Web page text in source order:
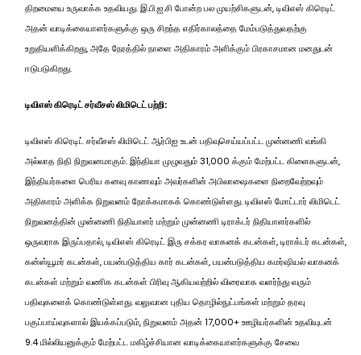
திறமையை உருவாக்க உதவியது. இ.பி.ஐ.சி போன்ற பல முயற்சிகளுடன், டிவிஎஸ் கிரெடிட்
அதன் வாடிக்கையாளர்களுக்கு ஒரு சிறந்த எதிர்காலத்தை மேம்படுத்துவதற்கு
உறுதியளிக்கிறது, அதே நேரத்தில் நாளை அதிகாரம் அளிக்கும் பிரகாசமான மனதுடன்
ஈடுபடுகிறது.
டிவிஎஸ் கிரெடிட் சர்வீசஸ் லிமிடெட் பற்றி:
டிவிஎஸ் கிரெடிட் சர்வீசஸ் லிமிடெட் ஆர்பிஐ உடன் பதிவுசெய்யப்பட்ட முன்னணி வங்கி
அல்லாத நிதி நிறுவனமாகும். இந்தியா முழுவதும் 31,000 க்கும் மேற்பட்ட கிளைகளுடன்,
இந்தியர்களை பெரிய கனவு காணவும் அவர்களின் அபிலாஷைகளை நிறைவேற்றவும்
அதிகாரம் அளிக்க நிறுவனம் நோக்கமாகக் கொண்டுள்ளது. டிவிஎஸ் மோட்டார் லிமிடெட்
நிறுவனத்தின் முன்னணி நிதியாளர் மற்றும் முன்னணி டிராக்டர் நிதியாளர்களில்
ஒருவராக இருப்பதால், டிவிஎஸ் கிரெடிட் இரு சக்கர வாகனக் கடன்கள், டிராக்டர் கடன்கள்,
கன்ஸ்யூமர் கடன்கள், பயன்படுத்திய கார் கடன்கள், பயன்படுத்திய கமர்ஷியல் வாகனக்
கடன்கள் மற்றும் வணிக கடன்கள் பிரிவு ஆகியவற்றில் விரைவாக வளர்ந்து வரும்
பதிவுகளைக் கொண்டுள்ளது. வலுவான புதிய தொழில்நுட்பங்கள் மற்றும் தரவு
பகுப்பாய்வுகளால் இயக்கப்படும், நிறுவனம் அதன் 17,000+ ஊழியர்களின் உதவியுடன்
9.4 மில்லியனுக்கும் மேற்பட்ட மகிழ்ச்சியான வாடிக்கையாளர்களுக்கு சேவை